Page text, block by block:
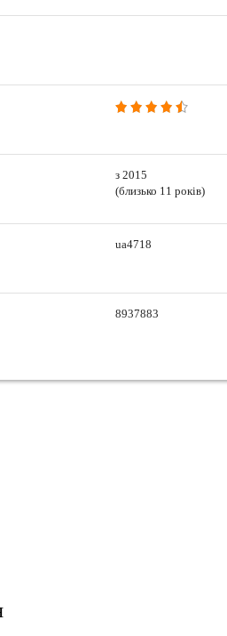
з 2015
(близько 11 років)
ua4718
8937883